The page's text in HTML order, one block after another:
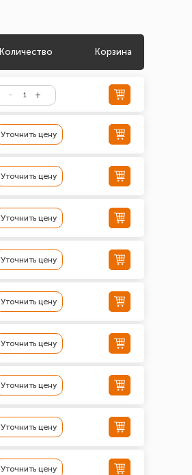
Количество Корзина
Уточнить цену
Уточнить цену
Уточнить цену
Уточнить цену
Уточнить цену
Уточнить цену
Уточнить цену
Уточнить цену
Уточнить цену